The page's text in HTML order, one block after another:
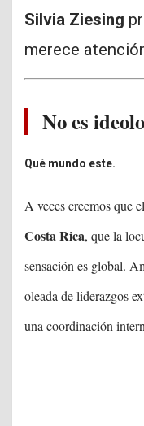
Silvia Ziesing
merece
No es
Qué mundo este.
A veces creemos que
Costa Rica, que la
sensación es global.
oleada de liderazgos
una coordinación